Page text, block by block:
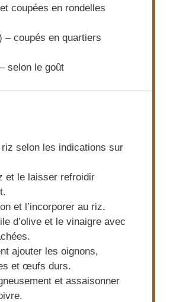
coupées en rondelles
coupés en quartiers
selon le goût
selon les indications sur
et le laisser refroidir
et l’incorporer au riz.
d’olive et le vinaigre avec
ajouter les oignons,
et œufs durs.
et assaisonner